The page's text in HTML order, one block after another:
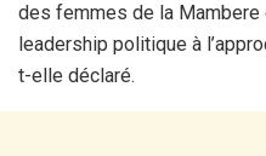
des femmes de la Mambere
leadership politique à
t-elle déclaré.